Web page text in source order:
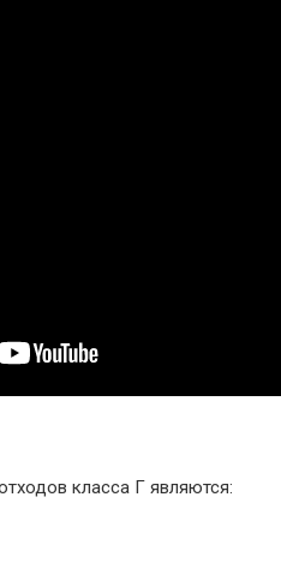
класса Г являются: